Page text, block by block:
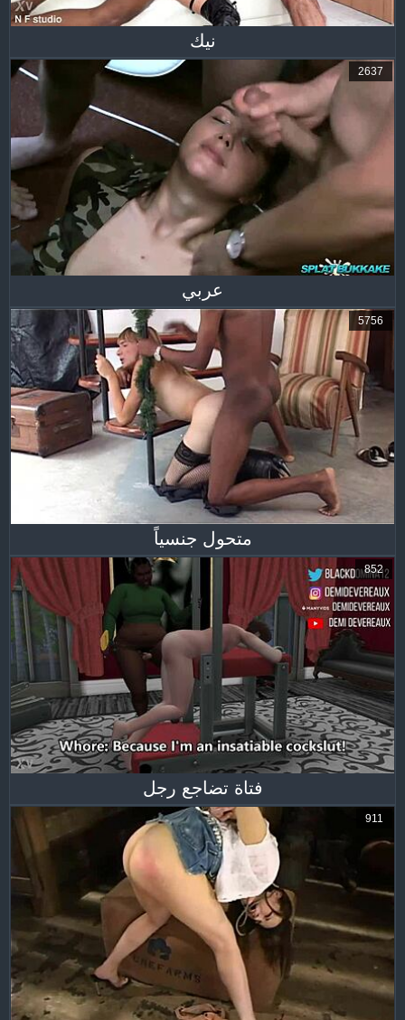
نيك
2637
عربي
5756
متحول جنسياً
852
فتاة تضاجع رجل
911